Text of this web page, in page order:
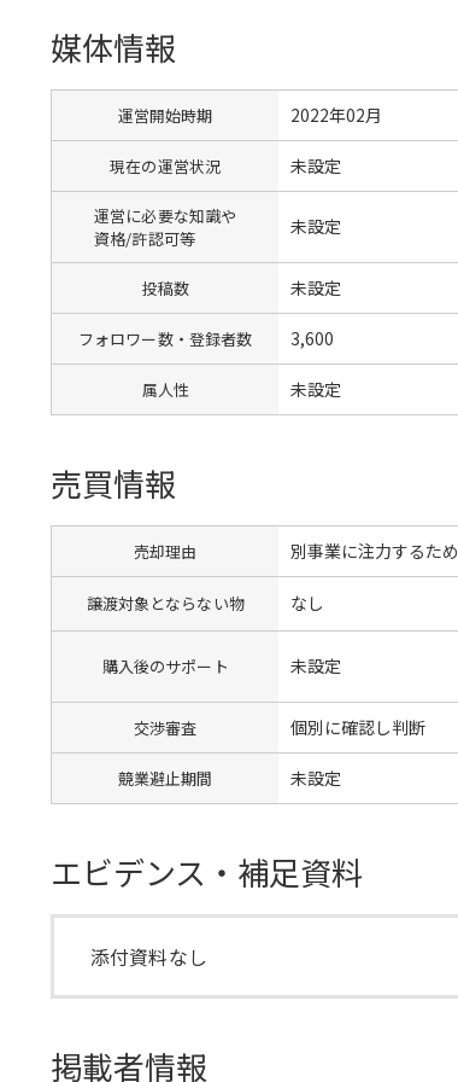
媒体情報
運営開始時期 2022年02月
現在の運営状況 未設定
運営に必要な知識や
資格/許認可等
未設定
投稿数 未設定
フォロワー数・登録者数 3,600
属人性 未設定
売買情報
売却理由 別事業に注力するため
譲渡対象とならない物 なし
購入後のサポート 未設定
交渉審査 個別に確認し判断
競業避止期間 未設定
エビデンス・補足資料
添付資料なし
掲載者情報